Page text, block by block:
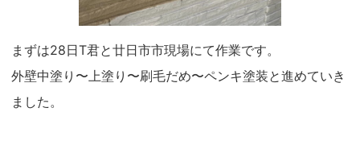
まずは28日T君と廿日市市現場にて作業です。
外壁中塗り〜上塗り〜刷毛だめ〜ペンキ塗装と進めていき
ました。